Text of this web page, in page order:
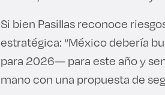
Si bien Pasillas reconoce
estratégica: “México debería
para 2026— para este año y
mano con una propuesta de